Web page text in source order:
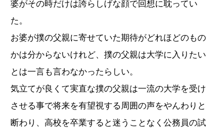
婆がその時だけは誇らしげな顔で回想に耽ってい
た。
お婆が撲の父親に寄せていた期待がどれほどのもの
かは分からないけれど、撲の父親は大学に入りたい
とは一言も言わなかったらしい。
気立てが良くて実直な撲の父親は一流の大学を受け
させる事で将来を有望視する周囲の声をやんわりと
断わり、高校を卒業すると迷うことなく公務員の試